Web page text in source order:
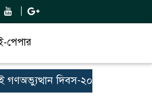
পেপার
দিবস-২০২৬ উপলক্ষে